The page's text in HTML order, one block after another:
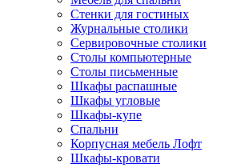
Стенки для гостиных
Журнальные столики
Сервировочные столики
Столы компьютерные
Столы письменные
Шкафы распашные
Шкафы угловые
Шкафы-купе
Спальни
Корпусная мебель Лофт
Шкафы-кровати